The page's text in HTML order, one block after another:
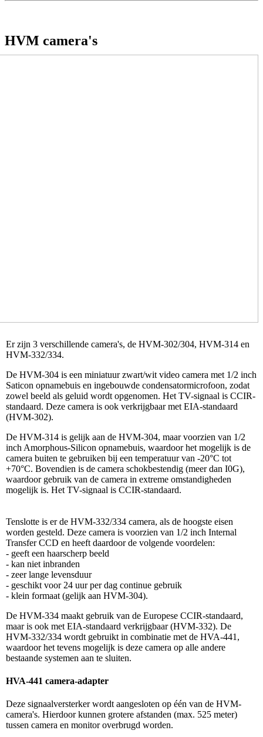
HVM camera's
Er zijn 3 verschillende camera's, de HVM-302/304, HVM-314 en
HVM-332/334.
De HVM-304 is een miniatuur zwart/wit video camera met 1/2 inch
Saticon opnamebuis en ingebouwde condensatormicrofoon, zodat
zowel beeld als geluid wordt opgenomen. Het TV-signaal is CCIR-
standaard. Deze camera is ook verkrijgbaar met EIA-standaard
(HVM-302).
De HVM-314 is gelijk aan de HVM-304, maar voorzien van 1/2
inch Amorphous-Silicon opnamebuis, waardoor het mogelijk is de
camera buiten te gebruiken bij een temperatuur van -20°C tot
+70°C. Bovendien is de camera schokbestendig (meer dan I0G),
waardoor gebruik van de camera in extreme omstandigheden
mogelijk is. Het TV-signaal is CCIR-standaard.
Tenslotte is er de HVM-332/334 camera, als de hoogste eisen
worden gesteld. Deze camera is voorzien van 1/2 inch Internal
Transfer CCD en heeft daardoor de volgende voordelen:
- geeft een haarscherp beeld
- kan niet inbranden
- zeer lange levensduur
- geschikt voor 24 uur per dag continue gebruik
- klein formaat (gelijk aan HVM-304).
De HVM-334 maakt gebruik van de Europese CCIR-standaard,
maar is ook met EIA-standaard verkrijgbaar (HVM-332). De
HVM-332/334 wordt gebruikt in combinatie met de HVA-441,
waardoor het tevens mogelijk is deze camera op alle andere
bestaande systemen aan te sluiten.
HVA-441 camera-adapter
Deze signaalversterker wordt aangesloten op één van de HVM-
camera's. Hierdoor kunnen grotere afstanden (max. 525 meter)
tussen camera en monitor overbrugd worden.